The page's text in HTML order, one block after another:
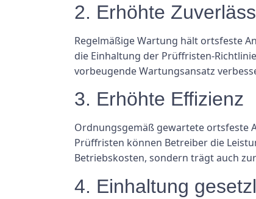
2. Erhöhte
Regelmäßige Wartung hält ortsfeste
die Einhaltung der Prüffristen-
vorbeugende Wartungsansatz
3. Erhöhte Effizienz
Ordnungsgemäß gewartete ortsfeste
Prüffristen können Betreiber die
Betriebskosten, sondern trägt auch
4. Einhaltung